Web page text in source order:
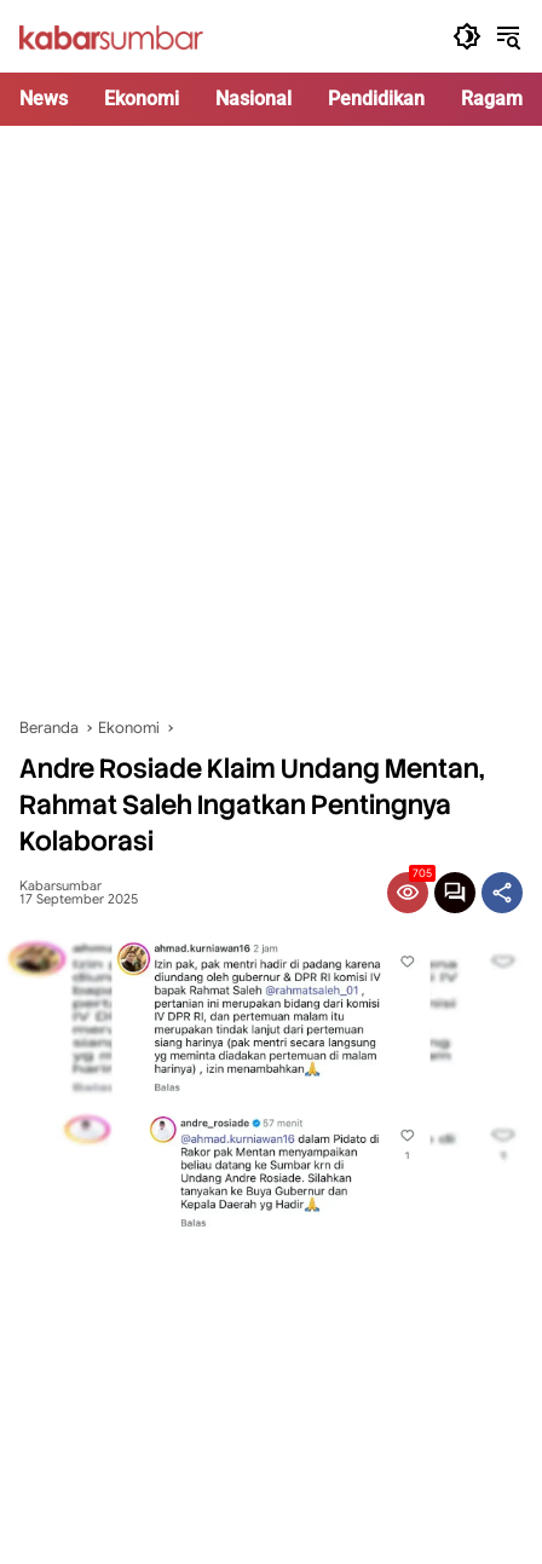
News Ekonomi Nasional Pendidikan Ragam
Beranda Ekonomi
Andre Rosiade Klaim Undang Mentan,
Rahmat Saleh Ingatkan Pentingnya
Kolaborasi
Kabarsumbar
17 September 2025
705